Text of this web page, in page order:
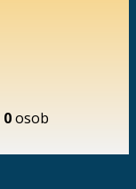
0osob